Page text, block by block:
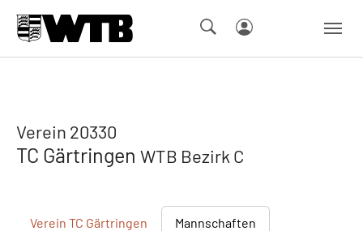
Verein 20330
TC Gärtringen WTB Bezirk C
Verein TC Gärtringen Mannschaften